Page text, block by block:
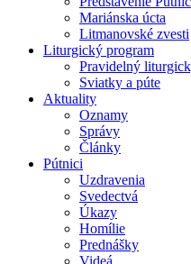
Mariánska úcta
Litmanovské zvesti
Liturgický program
Pravidelný
Sviatky a púte
Aktuality
Oznamy
Správy
Články
Pútnici
Uzdravenia
Svedectvá
Úkazy
Homílie
Prednášky
Videá